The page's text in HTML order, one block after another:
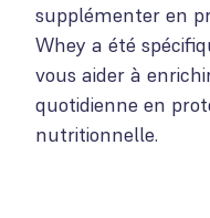
supplémenter en
Whey a été
vous aider à
quotidienne en
nutritionnelle.